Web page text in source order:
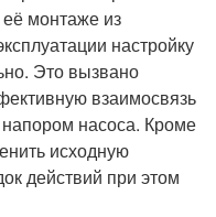
монтаже из
настройку
Это вызвано
взаимосвязь
насоса. Кроме
исходную
действий при этом